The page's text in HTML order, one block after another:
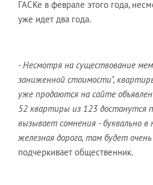
ГАСКе в феврале этого года,
уже идет два года.
- Несмотря на существование
заниженной стоимости",
уже продаются на сайте
52 квартиры из 123 достанутся
вызывает сомнения - буквально
железная дорога, там будет
подчеркивает общественник.